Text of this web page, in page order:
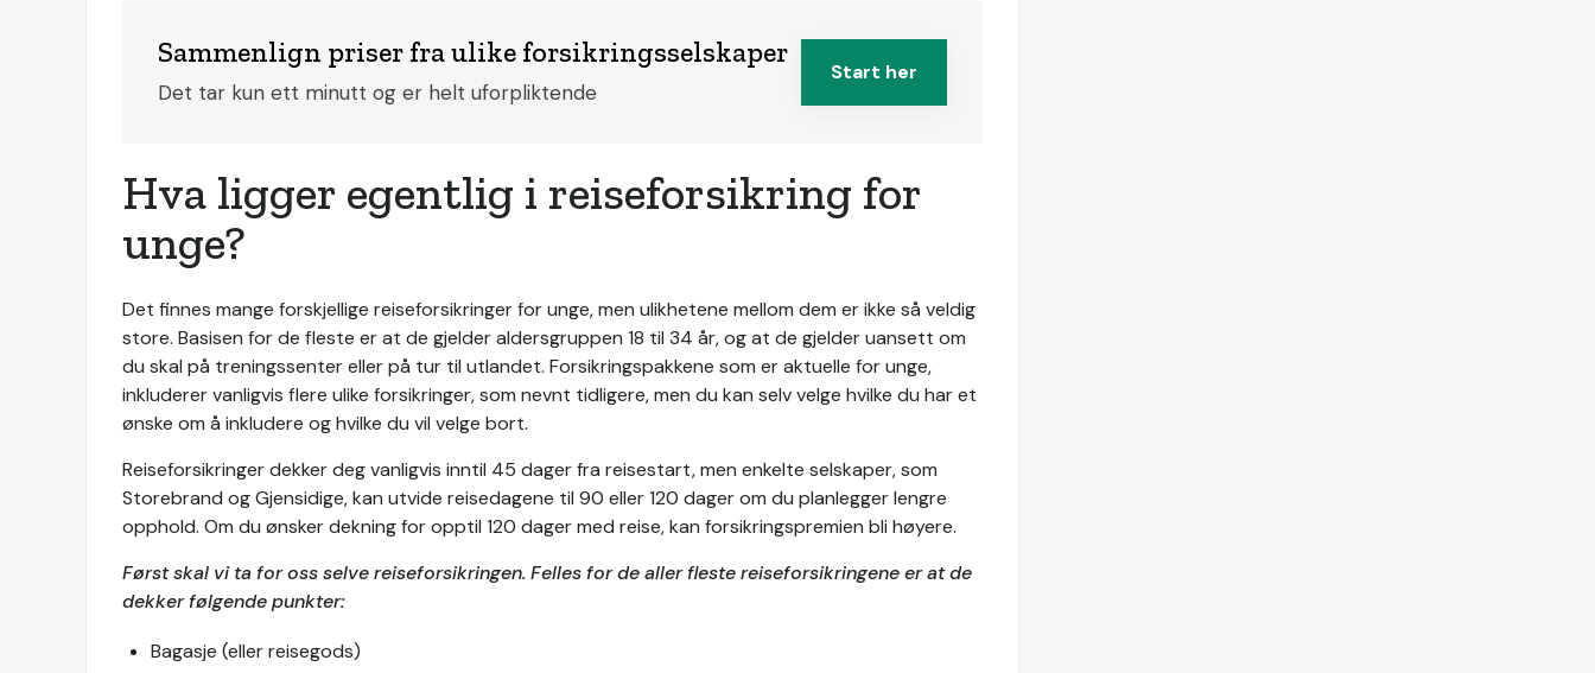
Sammenlign priser fra ulike forsikringsselskaper
Det tar kun ett minutt og er helt uforpliktende
Start her
Hva ligger egentlig i reiseforsikring for
unge?
Det finnes mange forskjellige reiseforsikringer for unge, men ulikhetene mellom dem er ikke så veldig
store. Basisen for de fleste er at de gjelder aldersgruppen 18 til 34 år, og at de gjelder uansett om
du skal på treningssenter eller på tur til utlandet. Forsikringspakkene som er aktuelle for unge,
inkluderer vanligvis flere ulike forsikringer, som nevnt tidligere, men du kan selv velge hvilke du har et
ønske om å inkludere og hvilke du vil velge bort.
Reiseforsikringer dekker deg vanligvis inntil 45 dager fra reisestart, men enkelte selskaper, som
Storebrand og Gjensidige, kan utvide reisedagene til 90 eller 120 dager om du planlegger lengre
opphold. Om du ønsker dekning for opptil 120 dager med reise, kan forsikringspremien bli høyere.
Først skal vi ta for oss selve reiseforsikringen. Felles for de aller fleste reiseforsikringene er at de
dekker følgende punkter:
Bagasje (eller reisegods)